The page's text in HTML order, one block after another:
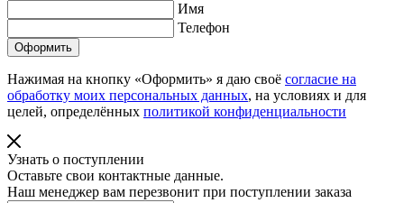
Имя
Телефон
Нажимая на кнопку «Оформить» я даю своё согласие на
обработку моих персональных данных, на условиях и для
целей, определённых политикой конфиденциальности
Узнать о поступлении
Оставьте свои контактные данные.
Наш менеджер вам перезвонит при поступлении заказа